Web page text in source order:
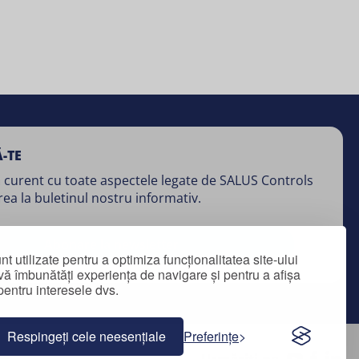
utilizate pentru a optimiza funcționalitatea site-ului
îmbunătăți experiența de navigare și pentru a afișa
interesele dvs.
Respingeți cele neesențiale Preferințe
TE
curent cu toate aspectele legate de SALUS Controls
la buletinul nostru informativ.